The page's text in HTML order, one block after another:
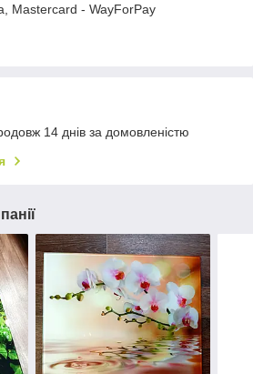
Mastercard - WayForPay
14 днів за домовленістю